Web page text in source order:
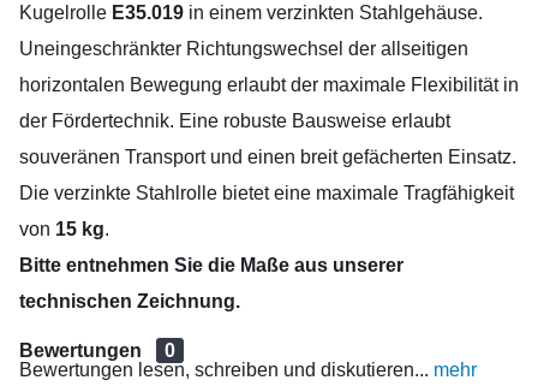
Kugelrolle E35.019 in einem verzinkten Stahlgehäuse.
Uneingeschränkter Richtungswechsel der allseitigen
horizontalen Bewegung erlaubt der maximale Flexibilität in
der Fördertechnik. Eine robuste Bausweise erlaubt
souveränen Transport und einen breit gefächerten Einsatz.
Die verzinkte Stahlrolle bietet eine maximale Tragfähigkeit
von 15 kg.
Bitte entnehmen Sie die Maße aus unserer
technischen Zeichnung.
Bewertungen
0
Bewertungen lesen, schreiben und diskutieren... mehr